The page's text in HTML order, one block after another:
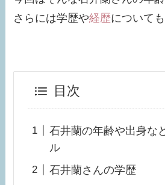
さらには学歴や経歴について
目次
石井蘭の年齢や出身な
ル
石井蘭さんの学歴